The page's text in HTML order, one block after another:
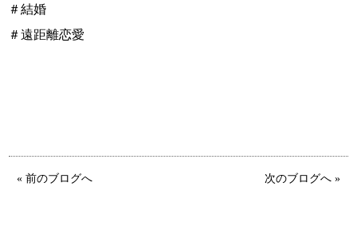
＃結婚
＃遠距離恋愛
« 前のブログへ 次のブログへ »